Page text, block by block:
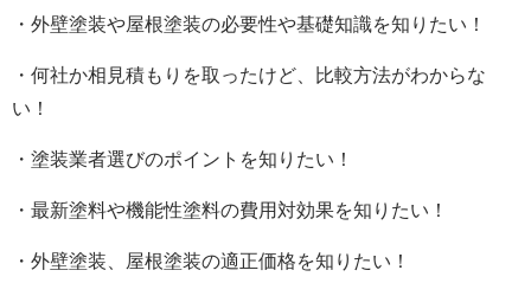
・外壁塗装や屋根塗装の必要性や基礎知識を知りたい！
・何社か相見積もりを取ったけど、比較方法がわからな
い！
・塗装業者選びのポイントを知りたい！
・最新塗料や機能性塗料の費用対効果を知りたい！
・外壁塗装、屋根塗装の適正価格を知りたい！